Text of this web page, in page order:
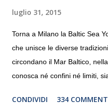
luglio 31, 2015
Torna a Milano la Baltic Sea
che unisce le diverse
circondano il Mar Baltico,
conosca né confini né limiti,
debutterà il 10 settembre a
CONDIVIDI 334